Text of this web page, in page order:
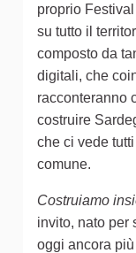
proprio
su tutto il
composto da
digitali, che
racconteranno
costruire
che ci vede
comune.
Costruiamo
invito, nato per
oggi ancora